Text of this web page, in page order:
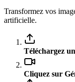
Transformez vos
artificielle.
Téléchargez
Cliquez sur